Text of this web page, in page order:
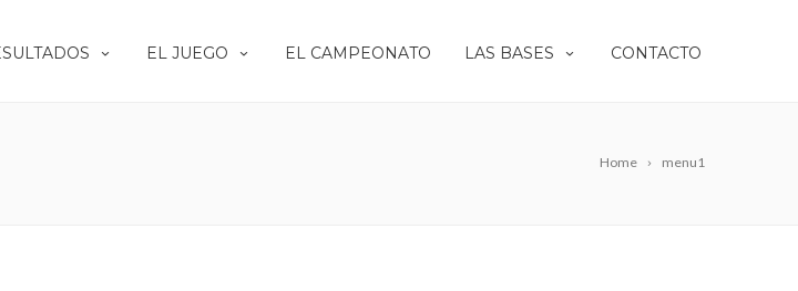
EL JUEGO EL CAMPEONATO LAS BASES CONTACTO
Home menu1